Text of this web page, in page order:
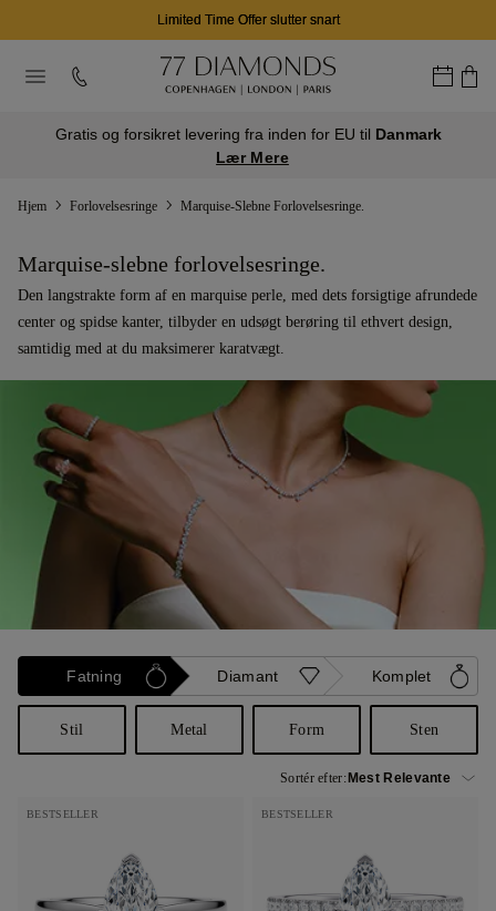
03 D 17 T 29 M
Gratis og forsikret levering fra inden for EU til Danmark
Lær Mere
Hjem Forlovelsesringe Marquise-Slebne Forlovelsesringe.
Marquise-slebne forlovelsesringe.
Den langstrakte form af en marquise perle, med dets forsigtige afrundede
center og spidse kanter, tilbyder en udsøgt berøring til ethvert design,
samtidig med at du maksimerer karatvægt.
Fatning Diamant Komplet
Stil Metal Form Sten
Sortér efter:
BESTSELLER BESTSELLER